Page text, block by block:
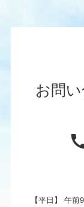
お問
【平日】 午